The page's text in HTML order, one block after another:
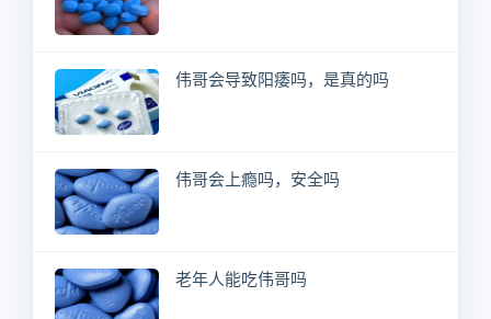
伟哥会导致阳痿吗，是真的吗
伟哥会上瘾吗，安全吗
老年人能吃伟哥吗